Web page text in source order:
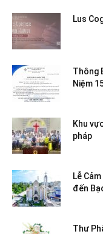
Lus
Thông
Niệm
Khu
pháp
Lễ
đến
Thư